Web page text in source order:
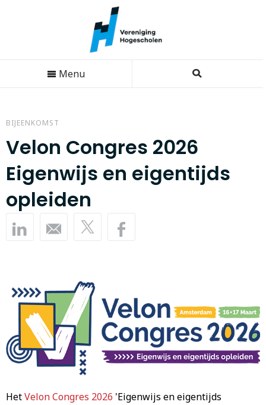
Menu
BIJEENKOMST
Velon Congres 2026
Eigenwijs en eigentijds
opleiden
HetVelon Congres 2026 'Eigenwijs en eigentijds